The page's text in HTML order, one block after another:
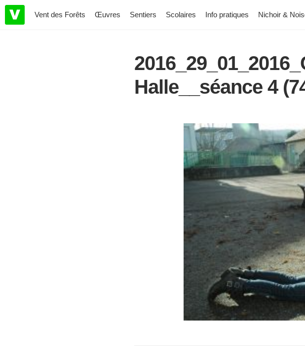
Vent des Forêts Œuvres Sentiers Scolaires Info pratiques Nichoir &
Halle__séance 4